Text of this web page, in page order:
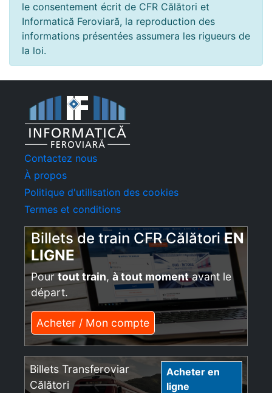
le consentement écrit de CFR Călători et
Informatică Feroviară, la reproduction des
informations présentées assumera les rigueurs de
la loi.
Contactez nous
À propos
Politique d'utilisation des cookies
Termes et conditions
Billets de train CFR CălătoriEN
LIGNE
Pourtout train, à tout momentavant le
départ.
Acheter / Mon compte
Billets Transferoviar
Călători
Acheter en
ligne